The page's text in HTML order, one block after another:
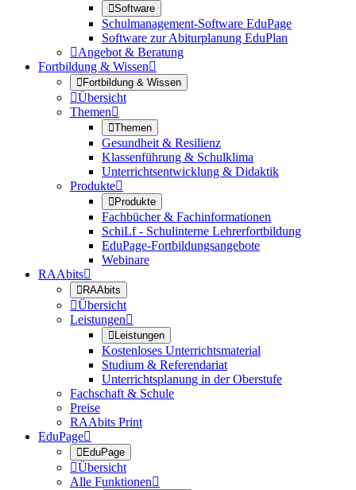
Software
Schulmanagement-Software EduPage
Software zur Abiturplanung EduPlan
Angebot & Beratung
Fortbildung & Wissen
Fortbildung & Wissen
Übersicht
Themen
Themen
Gesundheit & Resilienz
Klassenführung & Schulklima
Unterrichtsentwicklung & Didaktik
Produkte
Produkte
Fachbücher & Fachinformationen
SchiLf - Schulinterne Lehrerfortbildung
EduPage-Fortbildungsangebote
Webinare
RAAbits
RAAbits
Übersicht
Leistungen
Leistungen
Kostenloses Unterrichtsmaterial
Studium & Referendariat
Unterrichtsplanung in der Oberstufe
Fachschaft & Schule
Preise
RAAbits Print
EduPage
EduPage
Übersicht
Alle Funktionen